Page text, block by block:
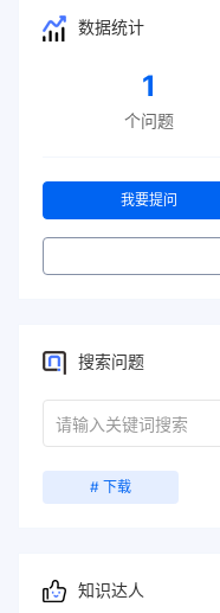
数据统计
1
个问题
我要提问
搜索问题
# 下载
知识达人